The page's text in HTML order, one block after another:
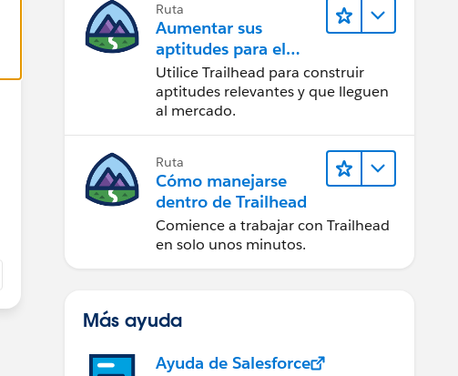
Ruta
Aumentar sus
aptitudes para el
futuro con Trailhead
Utilice Trailhead para construir
aptitudes relevantes y que lleguen
al mercado.
Ruta
Cómo manejarse
dentro de Trailhead
Comience a trabajar con Trailhead
en solo unos minutos.
Más ayuda
Ayuda de Salesforce